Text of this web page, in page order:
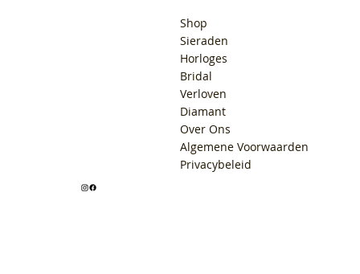
Shop
Sieraden
Horloges
Bridal
Verloven
Diamant
Over Ons
Algemene Voorwaarden
Privacybeleid